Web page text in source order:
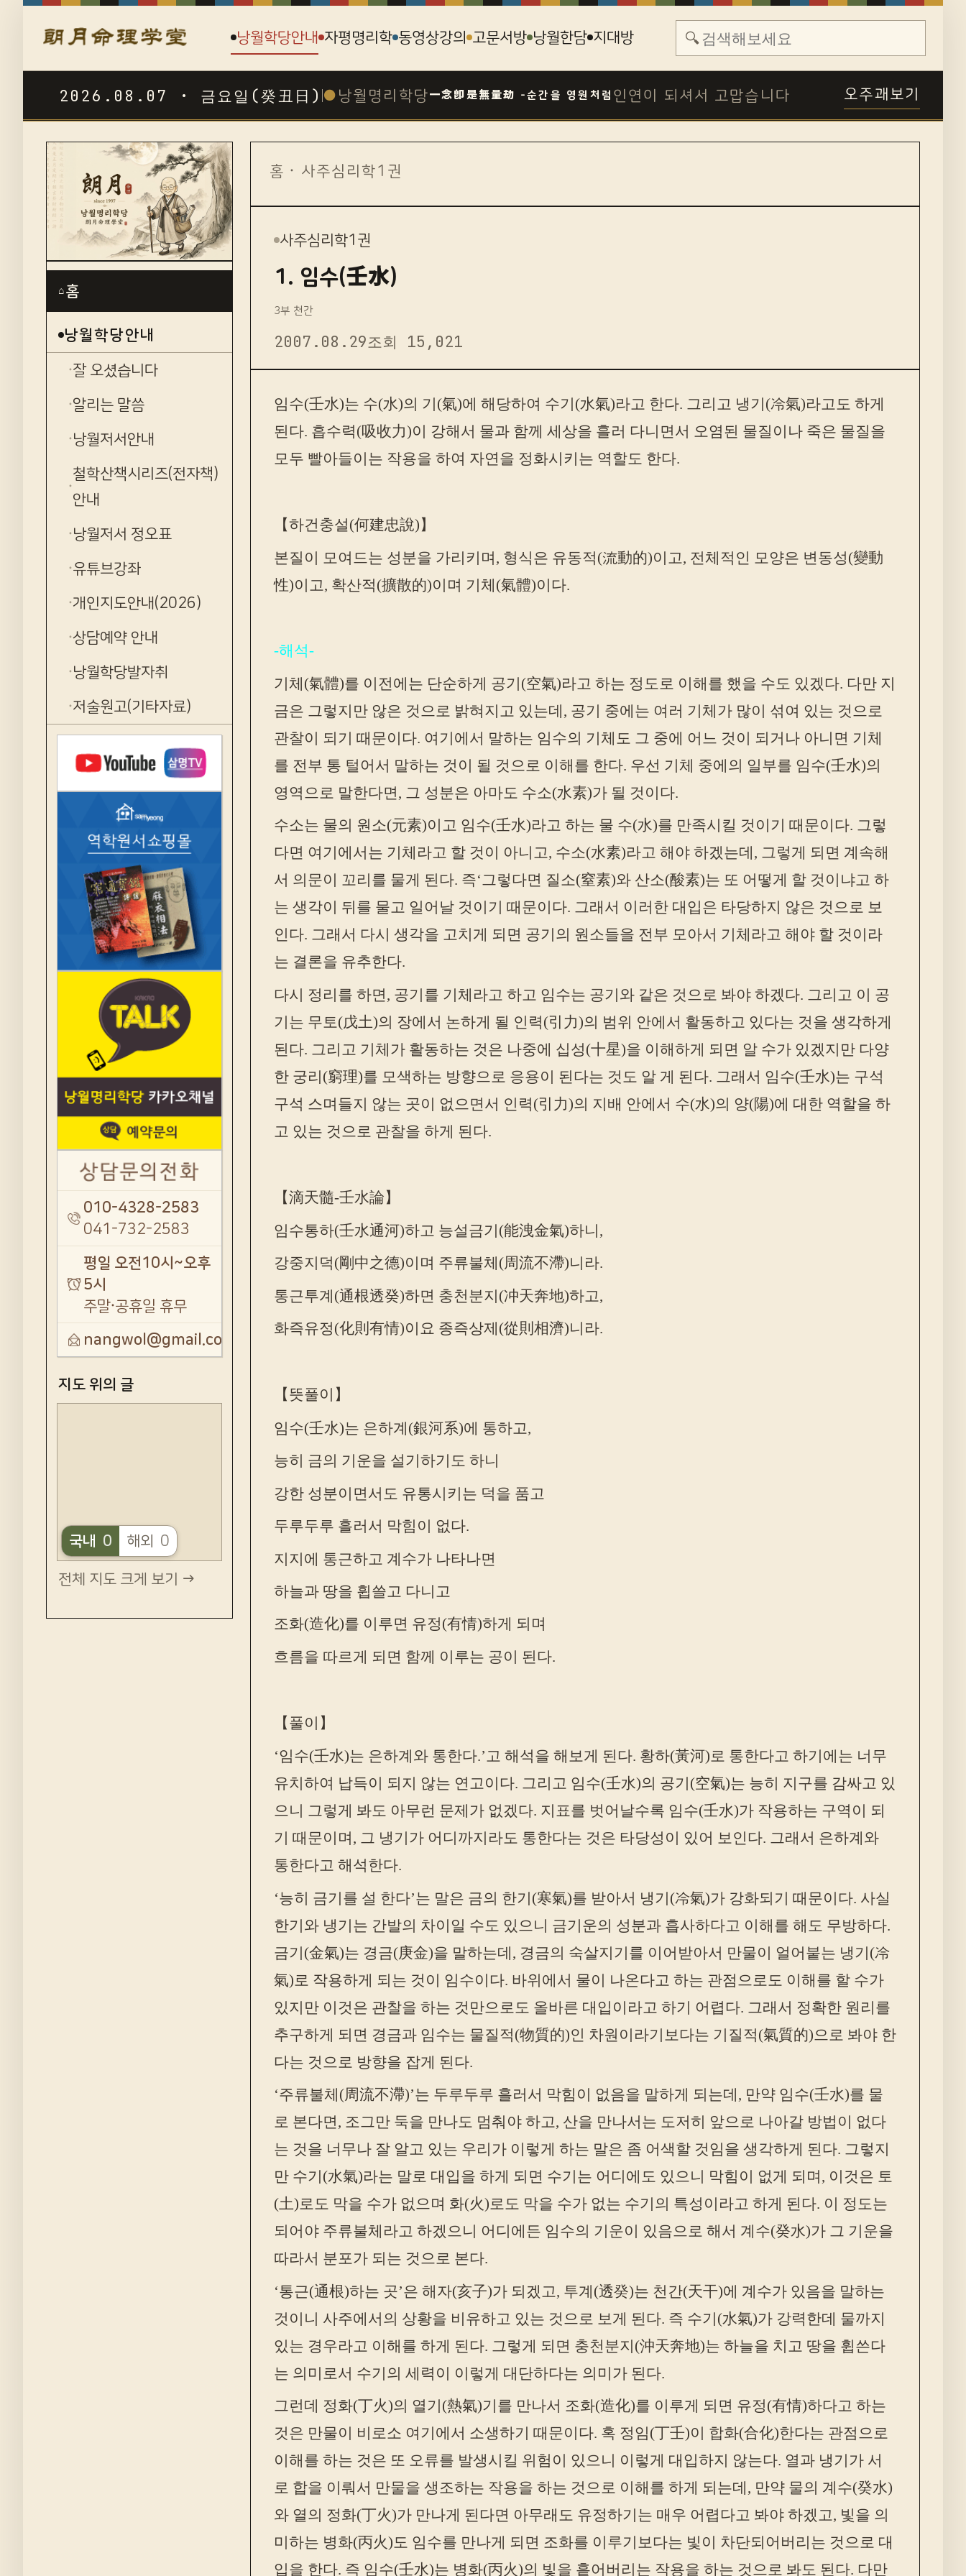
낭월학당안내 자평명리학 동영상강의 고문서방 낭월한담 지대방 🔍
2026.08.07 · 금요일(癸丑日) ● 낭월명리학당一念卽是無量劫 -순간을 영원처럼 인연이 되셔서 고맙습니다 오주괘보기
⌂홈
낭월학당안내
잘 오셨습니다
알리는 말씀
낭월저서안내
철학산책시리즈(전자책)
안내
낭월저서 정오표
유튜브강좌
개인지도안내(2026)
상담예약 안내
낭월학당발자취
저술원고(기타자료)
010-4328-2583
041-732-2583
평일 오전10시~오후
5시
주말·공휴일 휴무
nangwol@gmail.com
지도 위의 글
국내 0 해외 0
전체 지도 크게 보기 →
홈 · 사주심리학1권
사주심리학1권
1. 임수(壬水)
3부 천간
2007.08.29조회 15,021
임수(壬水)는 수(水)의 기(氣)에 해당하여 수기(水氣)라고 한다. 그리고 냉기(冷氣)라고도 하게
된다. 흡수력(吸收力)이 강해서 물과 함께 세상을 흘러 다니면서 오염된 물질이나 죽은 물질을
모두 빨아들이는 작용을 하여 자연을 정화시키는 역할도 한다.
【하건충설(何建忠說)】
본질이 모여드는 성분을 가리키며, 형식은 유동적(流動的)이고, 전체적인 모양은 변동성(變動
性)이고, 확산적(擴散的)이며 기체(氣體)이다.
-해석-
기체(氣體)를 이전에는 단순하게 공기(空氣)라고 하는 정도로 이해를 했을 수도 있겠다. 다만 지
금은 그렇지만 않은 것으로 밝혀지고 있는데, 공기 중에는 여러 기체가 많이 섞여 있는 것으로
관찰이 되기 때문이다. 여기에서 말하는 임수의 기체도 그 중에 어느 것이 되거나 아니면 기체
를 전부 통 털어서 말하는 것이 될 것으로 이해를 한다. 우선 기체 중에의 일부를 임수(壬水)의
영역으로 말한다면, 그 성분은 아마도 수소(水素)가 될 것이다.
수소는 물의 원소(元素)이고 임수(壬水)라고 하는 물 수(水)를 만족시킬 것이기 때문이다. 그렇
다면 여기에서는 기체라고 할 것이 아니고, 수소(水素)라고 해야 하겠는데, 그렇게 되면 계속해
서 의문이 꼬리를 물게 된다. 즉‘그렇다면 질소(窒素)와 산소(酸素)는 또 어떻게 할 것이냐고 하
는 생각이 뒤를 물고 일어날 것이기 때문이다. 그래서 이러한 대입은 타당하지 않은 것으로 보
인다. 그래서 다시 생각을 고치게 되면 공기의 원소들을 전부 모아서 기체라고 해야 할 것이라
는 결론을 유추한다.
다시 정리를 하면, 공기를 기체라고 하고 임수는 공기와 같은 것으로 봐야 하겠다. 그리고 이 공
기는 무토(戊土)의 장에서 논하게 될 인력(引力)의 범위 안에서 활동하고 있다는 것을 생각하게
된다. 그리고 기체가 활동하는 것은 나중에 십성(十星)을 이해하게 되면 알 수가 있겠지만 다양
한 궁리(窮理)를 모색하는 방향으로 응용이 된다는 것도 알 게 된다. 그래서 임수(壬水)는 구석
구석 스며들지 않는 곳이 없으면서 인력(引力)의 지배 안에서 수(水)의 양(陽)에 대한 역할을 하
고 있는 것으로 관찰을 하게 된다.
【滴天髓-壬水論】
임수통하(壬水通河)하고 능설금기(能洩金氣)하니,
강중지덕(剛中之德)이며 주류불체(周流不滯)니라.
통근투계(通根透癸)하면 충천분지(冲天奔地)하고,
화즉유정(化則有情)이요 종즉상제(從則相濟)니라.
【뜻풀이】
임수(壬水)는 은하계(銀河系)에 통하고,
능히 금의 기운을 설기하기도 하니
강한 성분이면서도 유통시키는 덕을 품고
두루두루 흘러서 막힘이 없다.
지지에 통근하고 계수가 나타나면
하늘과 땅을 휩쓸고 다니고
조화(造化)를 이루면 유정(有情)하게 되며
흐름을 따르게 되면 함께 이루는 공이 된다.
【풀이】
‘임수(壬水)는 은하계와 통한다.’고 해석을 해보게 된다. 황하(黃河)로 통한다고 하기에는 너무
유치하여 납득이 되지 않는 연고이다. 그리고 임수(壬水)의 공기(空氣)는 능히 지구를 감싸고 있
으니 그렇게 봐도 아무런 문제가 없겠다. 지표를 벗어날수록 임수(壬水)가 작용하는 구역이 되
기 때문이며, 그 냉기가 어디까지라도 통한다는 것은 타당성이 있어 보인다. 그래서 은하계와
통한다고 해석한다.
‘능히 금기를 설 한다’는 말은 금의 한기(寒氣)를 받아서 냉기(冷氣)가 강화되기 때문이다. 사실
한기와 냉기는 간발의 차이일 수도 있으니 금기운의 성분과 흡사하다고 이해를 해도 무방하다.
금기(金氣)는 경금(庚金)을 말하는데, 경금의 숙살지기를 이어받아서 만물이 얼어붙는 냉기(冷
氣)로 작용하게 되는 것이 임수이다. 바위에서 물이 나온다고 하는 관점으로도 이해를 할 수가
있지만 이것은 관찰을 하는 것만으로도 올바른 대입이라고 하기 어렵다. 그래서 정확한 원리를
추구하게 되면 경금과 임수는 물질적(物質的)인 차원이라기보다는 기질적(氣質的)으로 봐야 한
다는 것으로 방향을 잡게 된다.
‘주류불체(周流不滯)’는 두루두루 흘러서 막힘이 없음을 말하게 되는데, 만약 임수(壬水)를 물
로 본다면, 조그만 둑을 만나도 멈춰야 하고, 산을 만나서는 도저히 앞으로 나아갈 방법이 없다
는 것을 너무나 잘 알고 있는 우리가 이렇게 하는 말은 좀 어색할 것임을 생각하게 된다. 그렇지
만 수기(水氣)라는 말로 대입을 하게 되면 수기는 어디에도 있으니 막힘이 없게 되며, 이것은 토
(土)로도 막을 수가 없으며 화(火)로도 막을 수가 없는 수기의 특성이라고 하게 된다. 이 정도는
되어야 주류불체라고 하겠으니 어디에든 임수의 기운이 있음으로 해서 계수(癸水)가 그 기운을
따라서 분포가 되는 것으로 본다.
‘통근(通根)하는 곳’은 해자(亥子)가 되겠고, 투계(透癸)는 천간(天干)에 계수가 있음을 말하는
것이니 사주에서의 상황을 비유하고 있는 것으로 보게 된다. 즉 수기(水氣)가 강력한데 물까지
있는 경우라고 이해를 하게 된다. 그렇게 되면 충천분지(沖天奔地)는 하늘을 치고 땅을 휩쓴다
는 의미로서 수기의 세력이 이렇게 대단하다는 의미가 된다.
그런데 정화(丁火)의 열기(熱氣)기를 만나서 조화(造化)를 이루게 되면 유정(有情)하다고 하는
것은 만물이 비로소 여기에서 소생하기 때문이다. 혹 정임(丁壬)이 합화(合化)한다는 관점으로
이해를 하는 것은 또 오류를 발생시킬 위험이 있으니 이렇게 대입하지 않는다. 열과 냉기가 서
로 합을 이뤄서 만물을 생조하는 작용을 하는 것으로 이해를 하게 되는데, 만약 물의 계수(癸水)
와 열의 정화(丁火)가 만나게 된다면 아무래도 유정하기는 매우 어렵다고 봐야 하겠고, 빛을 의
미하는 병화(丙火)도 임수를 만나게 되면 조화를 이루기보다는 빛이 차단되어버리는 것으로 대
입을 한다. 즉 임수(壬水)는 병화(丙火)의 빛을 흩어버리는 작용을 하는 것으로 봐도 된다. 다만